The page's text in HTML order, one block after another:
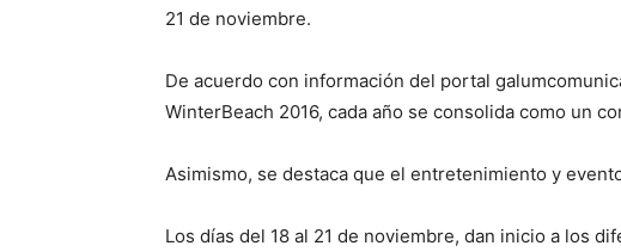
21 de noviembre.
De acuerdo con información del portal
WinterBeach 2016, cada año se consolida como un
Asimismo, se destaca que el entretenimiento y
Los días del 18 al 21 de noviembre, dan inicio a los